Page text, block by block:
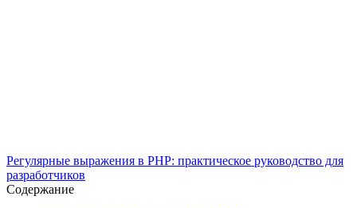
Регулярные выражения в PHP: практическое руководство для
разработчиков
Содержание